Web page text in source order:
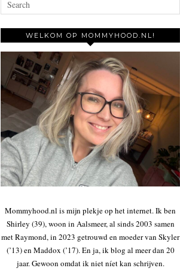
WELKOM OP MOMMYHOOD.NL!
Mommyhood.nl is mijn plekje op het internet. Ik ben
Shirley (39), woon in Aalsmeer, al sinds 2003 samen
met Raymond, in 2023 getrouwd en moeder van Skyler
(’13) en Maddox (’17). En ja, ik blog al meer dan 20
jaar. Gewoon omdat ik niet níet kan schrijven.